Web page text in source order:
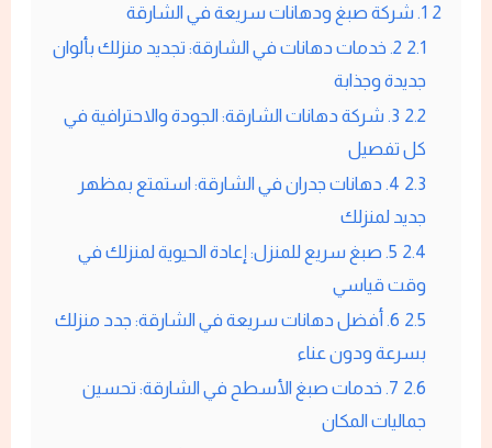
2 1. شركة صبغ ودهانات سريعة في الشارقة
2.1
2. خدمات دهانات في الشارقة: تجديد منزلك بألوان
جديدة وجذابة
2.2
3. شركة دهانات الشارقة: الجودة والاحترافية في
كل تفصيل
2.3
4. دهانات جدران في الشارقة: استمتع بمظهر
جديد لمنزلك
2.4
5. صبغ سريع للمنزل: إعادة الحيوية لمنزلك في
وقت قياسي
2.5
6. أفضل دهانات سريعة في الشارقة: جدد منزلك
بسرعة ودون عناء
2.6
7. خدمات صبغ الأسطح في الشارقة: تحسين
جماليات المكان